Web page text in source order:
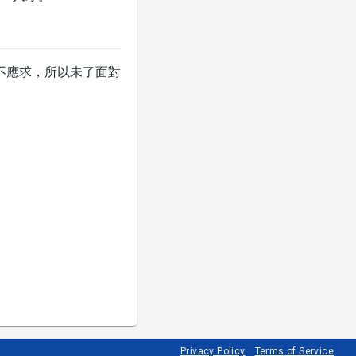
應求，所以未了面對
Privacy Policy Terms of Service